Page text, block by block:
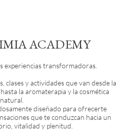
ACADEMY
experiencias transformadoras.
clases y actividades que van desde la
la aromaterapia y la cosmética
natural.
diseñado para ofrecerte
que te conduzcan hacia un
vitalidad y plenitud.